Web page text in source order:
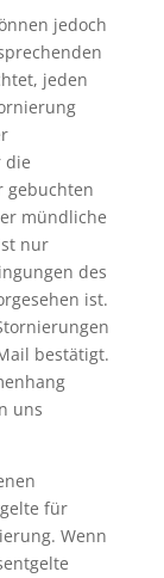
jedoch
jeden
die
gebuchten
mündliche
nur
des
ist.
bestätigt.
uns
für
Wenn